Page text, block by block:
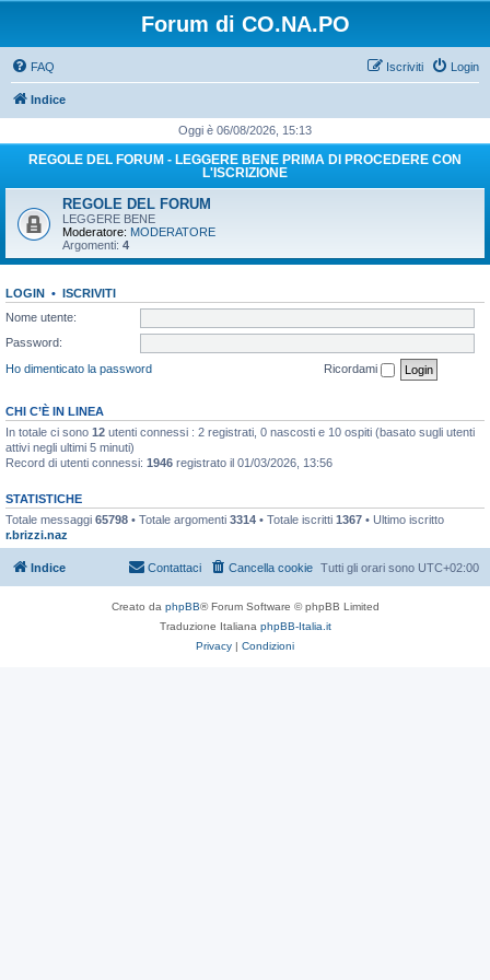
Forum di CO.NA.PO
FAQ Login
Iscriviti
Indice
Oggi è 06/08/2026, 15:13
REGOLE DEL FORUM - LEGGERE BENE PRIMA DI PROCEDERE CON
L'ISCRIZIONE
REGOLE DEL FORUM
LEGGERE BENE
Moderatore: MODERATORE
Argomenti: 4
LOGIN • ISCRIVITI
Nome utente:
Password:
Ho dimenticato la password
Ricordami
CHI C’È IN LINEA
In totale ci sono 12 utenti connessi : 2 registrati, 0 nascosti e 10 ospiti (basato sugli utenti
attivi negli ultimi 5 minuti)
Record di utenti connessi: 1946 registrato il 01/03/2026, 13:56
STATISTICHE
Totale messaggi 65798 • Totale argomenti 3314 • Totale iscritti 1367 • Ultimo iscritto
r.brizzi.naz
Indice Tutti gli orari sono UTC+02:00
Cancella cookie
Contattaci
Creato da phpBB® Forum Software © phpBB Limited
Traduzione Italiana phpBB-Italia.it
Privacy | Condizioni